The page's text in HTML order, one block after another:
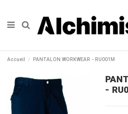
Accueil PANTALON WORKWEAR - RU001M
-